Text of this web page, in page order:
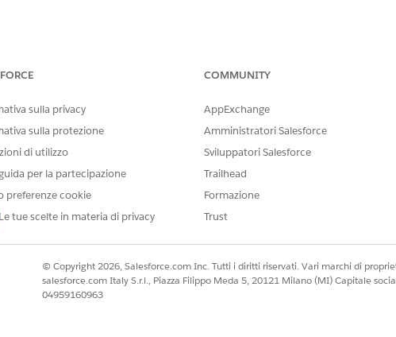
sulla privacy
sulla protezione
di utilizzo
per la partecipazione
preferenze cookie
Le tue scelte in materia di privacy
COMMUNITY
AppExchange
Amministratori Salesforce
Sviluppatori Salesforce
Trailhead
Formazione
Trust
© Copyright 2026, Salesforce.com Inc. Tutti i diritti riservati. Vari marchi di
salesforce.com Italy S.r.l., Piazza Filippo Meda 5, 20121 Milano (MI) Capitale
04959160963